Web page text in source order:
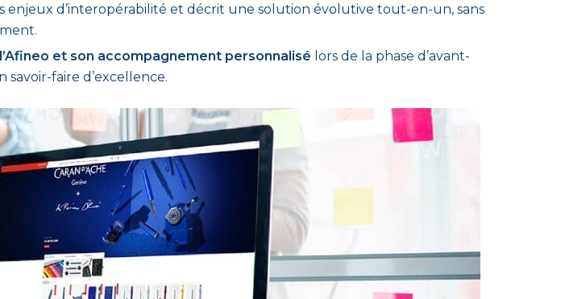
enjeux d’interopérabilité et décrit une solution évolutive tout-en-un, sans
et son accompagnement personnalisé lors de la phase d’avant-
faire d’excellence.